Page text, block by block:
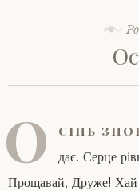
О сінь
дає. Серце
Прощавай, Друже!